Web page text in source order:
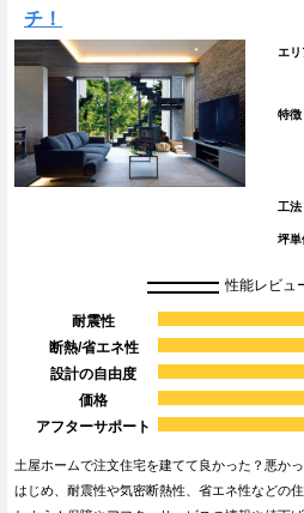
チ！
エリ
特徴
工法
坪単
性能レビュ
耐震性
断熱/省エネ性
設計の自由度
価格
アフターサポート
土屋ホームで注文住宅を建てて良かった？悪か
はじめ、耐震性や気密断熱性、省エネ性などの